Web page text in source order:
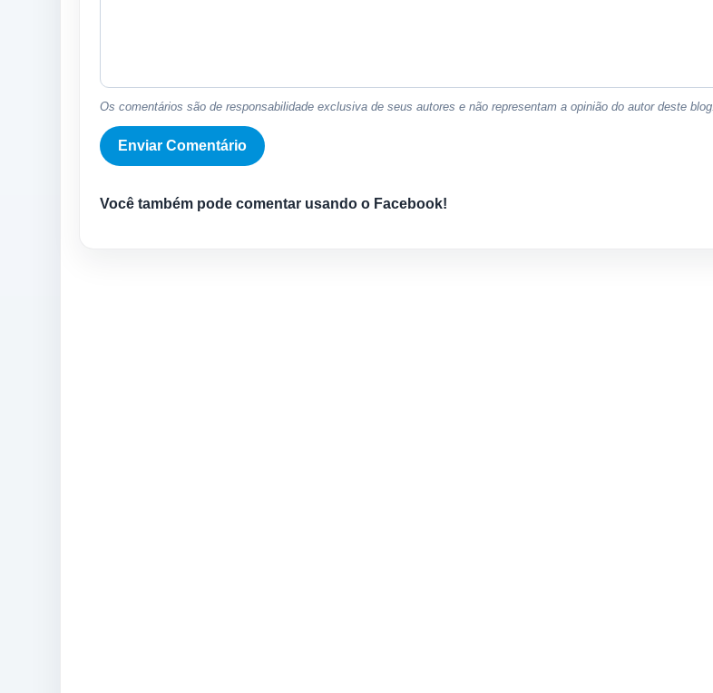
Os comentários são de responsabilidade exclusiva de seus autores e não representam a opinião do autor deste blog.
Você também pode comentar usando o Facebook!